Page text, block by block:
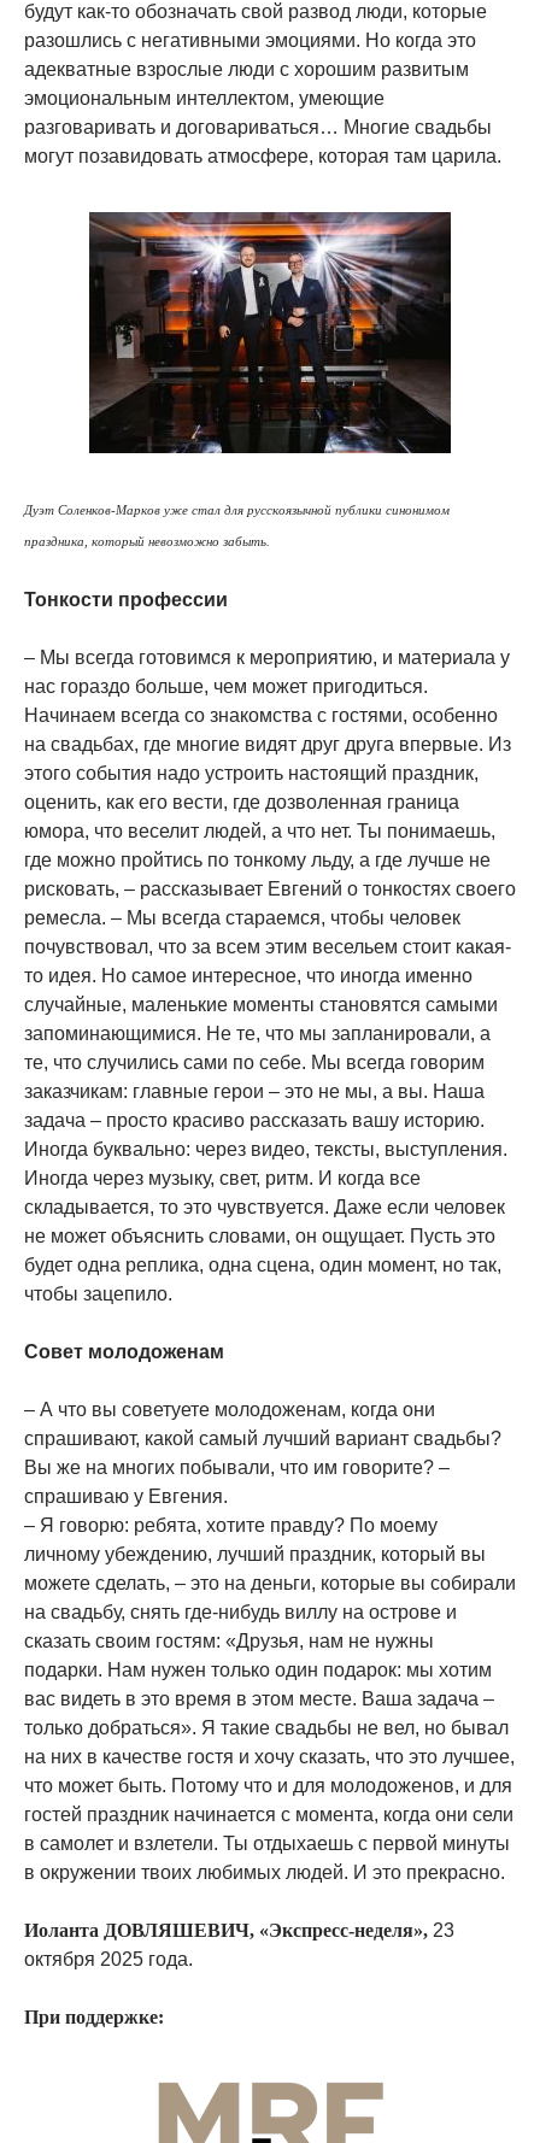
будут как-то обозначать свой развод люди, которые
разошлись с негативными эмоциями. Но когда это
адекватные взрослые люди с хорошим развитым
эмоциональным интеллектом, умеющие
разговаривать и договариваться… Многие свадьбы
могут позавидовать атмосфере, которая там царила.
Дуэт Соленков-Марков уже стал для русскоязычной публики синонимом
праздника, который невозможно забыть.
Тонкости профессии
– Мы всегда готовимся к мероприятию, и материала у
нас гораздо больше, чем может пригодиться.
Начинаем всегда со знакомства с гостями, особенно
на свадьбах, где многие видят друг друга впервые. Из
этого события надо устроить настоящий праздник,
оценить, как его вести, где дозволенная граница
юмора, что веселит людей, а что нет. Ты понимаешь,
где можно пройтись по тонкому льду, а где лучше не
рисковать, – рассказывает Евгений о тонкостях своего
ремесла. – Мы всегда стараемся, чтобы человек
почувствовал, что за всем этим весельем стоит какая-
то идея. Но самое интересное, что иногда именно
случайные, маленькие моменты становятся самыми
запоминающимися. Не те, что мы запланировали, а
те, что случились сами по себе. Мы всегда говорим
заказчикам: главные герои – это не мы, а вы. Наша
задача – просто красиво рассказать вашу историю.
Иногда буквально: через видео, тексты, выступления.
Иногда через музыку, свет, ритм. И когда все
складывается, то это чувствуется. Даже если человек
не может объяснить словами, он ощущает. Пусть это
будет одна реплика, одна сцена, один момент, но так,
чтобы зацепило.
Совет молодоженам
– А что вы советуете молодоженам, когда они
спрашивают, какой самый лучший вариант свадьбы?
Вы же на многих побывали, что им говорите? –
спрашиваю у Евгения.
– Я говорю: ребята, хотите правду? По моему
личному убеждению, лучший праздник, который вы
можете сделать, – это на деньги, которые вы собирали
на свадьбу, снять где-нибудь виллу на острове и
сказать своим гостям: «Друзья, нам не нужны
подарки. Нам нужен только один подарок: мы хотим
вас видеть в это время в этом месте. Ваша задача –
только добраться». Я такие свадьбы не вел, но бывал
на них в качестве гостя и хочу сказать, что это лучшее,
что может быть. Потому что и для молодоженов, и для
гостей праздник начинается с момента, когда они сели
в самолет и взлетели. Ты отдыхаешь с первой минуты
в окружении твоих любимых людей. И это прекрасно.
Иоланта ДОВЛЯШЕВИЧ, «Экспресс-неделя», 23
октября 2025 года.
При поддержке: